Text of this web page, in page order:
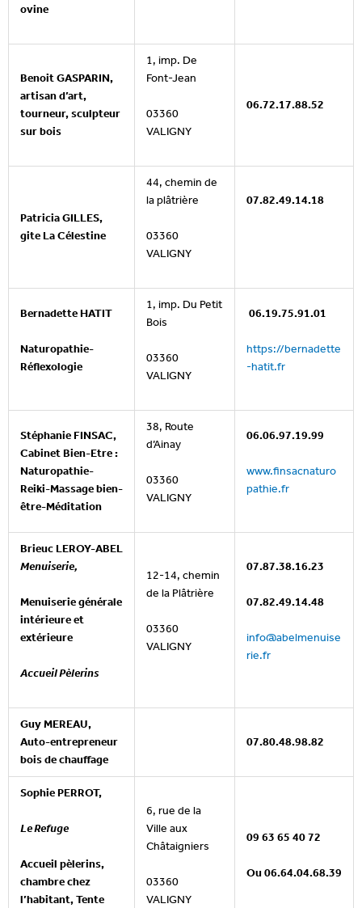
ovine
Benoit GASPARIN,
artisan d’art,
tourneur, sculpteur
sur bois
1, imp. De
Font-Jean
03360
VALIGNY
06.72.17.88.52
Patricia GILLES,
gite La Célestine
44, chemin de
la plâtrière
03360
VALIGNY
07.82.49.14.18
Bernadette HATIT
Naturopathie-
Réflexologie
1, imp. Du Petit
Bois
03360
VALIGNY
06.19.75.91.01
https://bernadette
-hatit.fr
Stéphanie FINSAC,
Cabinet Bien-Etre :
Naturopathie-
Reiki-Massage bien-
être-Méditation
38, Route
d’Ainay
03360
VALIGNY
06.06.97.19.99
www.finsacnaturo
pathie.fr
Brieuc LEROY-ABEL
Menuiserie,
Menuiserie générale
intérieure et
extérieure
Accueil Pèlerins
12-14, chemin
de la Plâtrière
03360
VALIGNY
07.87.38.16.23
07.82.49.14.48
info@abelmenuise
rie.fr
Guy MEREAU,
Auto-entrepreneur
bois de chauffage
07.80.48.98.82
Sophie PERROT,
Le Refuge
Accueil pèlerins,
chambre chez
l’habitant, Tente
6, rue de la
Ville aux
Châtaigniers
03360
VALIGNY
09 63 65 40 72
Ou 06.64.04.68.39